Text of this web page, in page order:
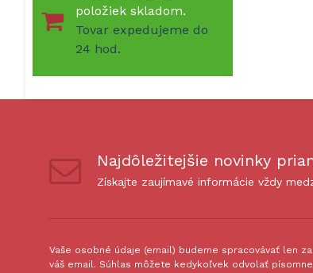
položiek skladom.
Tovar expedujeme do
24 hod.
Najdôležitejšie novinky
Získajte zaujímavé informácie vždy
Vaše osobné údaje (email) budeme spracovávať len
váš email. Súhlas môžete kedykoľvek odvolať